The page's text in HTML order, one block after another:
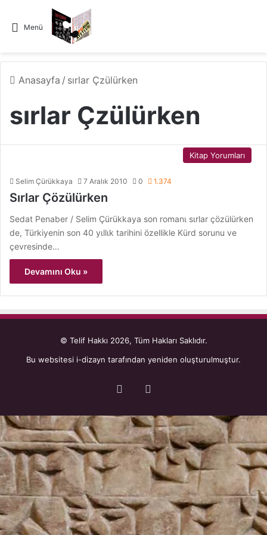
Menü
Anasayfa / sırlar Çzülürken
sırlar Çzülürken
Kitap Yorumları
Selim Çürükkaya 7 Aralık 2010 0 1.374
Sırlar Çözülürken
Sedat Penaber / Selim Çürükkaya son romanι sιrlar çözülürken
de, Türkiyenin son 40 yιllιk tarihini özellikle Kürd sorunu ve
çevresinde…
Devamını Oku »
© Telif Hakkı 2026, Tüm Hakları Saklıdır.
Bu websitesi i-dizayn tarafından yeniden oluşturulmuştur.
Facebook